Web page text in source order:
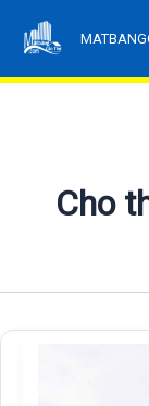
nội
Cho